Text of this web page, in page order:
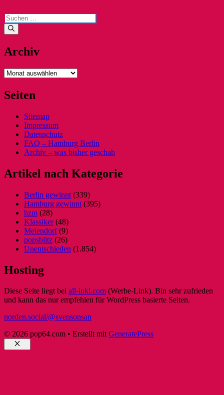
Suchen
nach:
Archiv
Archiv
Seiten
Sitemap
Impressum
Datenschutz
FAQ – Hamburg Berlin
Archiv – was bisher geschah
Artikel nach Kategorie
Berlin gewinnt (339)
Hamburg gewinnt (395)
hzm (28)
Klassiker(48)
Meiendorf(9)
popsblitz (26)
Unentschieden (1.854)
Hosting
Diese Seite liegt bei all-inkl.com (Werbe-Link). Bin sehr zufrieden
und kann das nur empfehlen für WordPress basierte Seiten.
norden.social/@svensonsan
© 2026 pop64.com • Erstellt mitGeneratePress
Schließen